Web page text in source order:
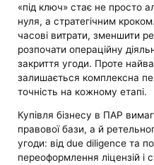
«під ключ» стає не просто
нуля, а стратегічним
часові витрати, зменшити
розпочати операційну
закриття угоди. Проте
залишається комплексна
точність на кожному етапі.
Купівля бізнесу в ПАР
правової бази, а й
угоди: від due diligence та
переоформлення ліцензій і